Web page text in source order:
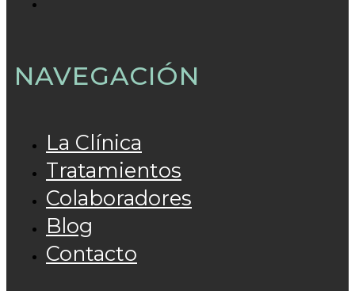
NAVEGACIÓN
La Clínica
Tratamientos
Colaboradores
Blog
Contacto